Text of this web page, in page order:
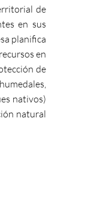
de
en sus
planifica
en
de
nativos)
natural